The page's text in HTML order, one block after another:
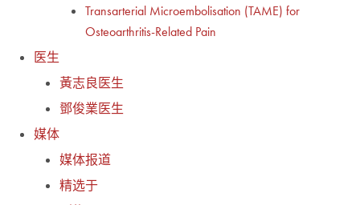
Transarterial Microembolisation (TAME) for
Osteoarthritis-Related Pain
医生
黃志良医生
鄧俊業医生
媒体
媒体报道
精选于